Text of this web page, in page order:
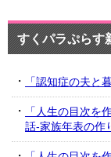
すくパラぷらす
「認知症の夫と
「人生の目次を
話-家族年表の作